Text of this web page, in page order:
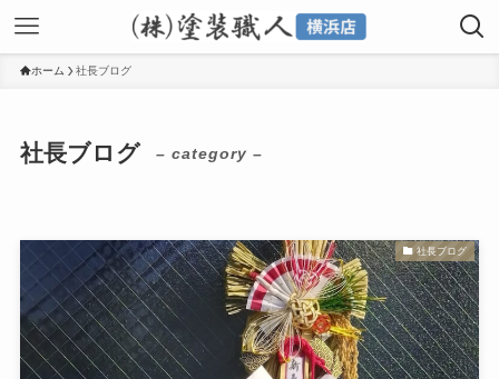
ホーム 社長ブログ
社長ブログ – category –
社長ブログ